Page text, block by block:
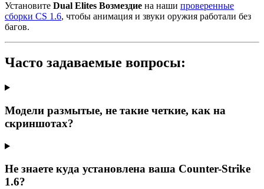
Установите Dual Elites Возмездие на наши проверенные
сборки CS 1.6, чтобы анимация и звуки оружия работали без
багов.
Часто задаваемые вопросы:
Модели размытые, не такие четкие, как на
скриншотах?
Не знаете куда установлена ваша Counter-Strike
1.6?